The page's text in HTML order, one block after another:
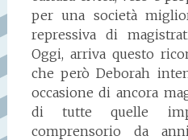
per una società
repressiva di
Oggi, arriva questo
che però Deborah
occasione di ancora
di tutte quelle
comprensorio da